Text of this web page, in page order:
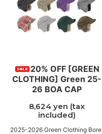
20% OFF [GREEN
CLOTHING] Green 25-
26 BOA CAP
8,624 yen (tax
included)
2025-2026 Green Clothing Bore